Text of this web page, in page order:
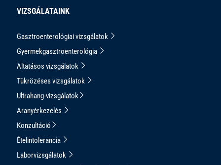
VIZSGÁLATAINK
Gasztroenterológiai vizsgálatok
Gyermekgasztroenterológia
Altatásos vizsgálatok
Tükrözéses vizsgálatok
Ultrahang-vizsgálatok
Aranyérkezelés
Konzultáció
Ételintolerancia
Laborvizsgálatok